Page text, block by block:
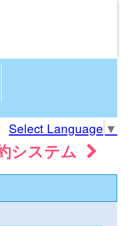
Select Language ▼
システム